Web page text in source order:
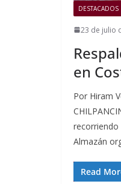
DESTACADOS
23 de julio
en
Por Hiram
recorriendo
Almazán
Read